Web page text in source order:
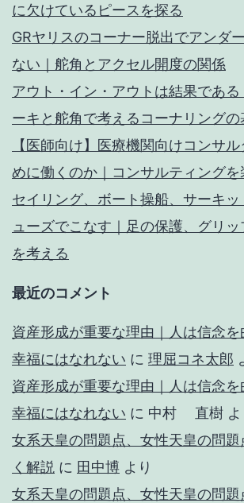
に欠けているピースを探る
GRヤリスのコーナー脱出でアンダ
ない｜舵角とアクセル開度の関係
アウト・イン・アウトは結果であ
ーキと舵角で考えるコーナリングの
【医師向け】医療機関向けコンサ
めに働くのか｜コンサルティングを
セイリング、ボート操船、サーキ
ューズでこなす｜足の保護、グリ
を考える
最近のコメント
資産形成が重要な理由｜人は信念を
幸福にはなれない に 理屈コネ太郎
資産形成が重要な理由｜人は信念を
幸福にはなれない に 中村 直樹 よ
女系天皇の問題点、女性天皇の問
く解説 に 田中博 より
女系天皇の問題点、女性天皇の問